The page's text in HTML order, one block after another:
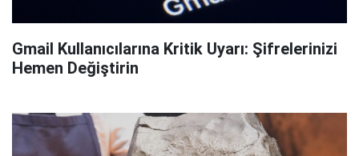
Gmail Kullanıcılarına Kritik Uyarı: Şifrelerinizi
Hemen Değiştirin